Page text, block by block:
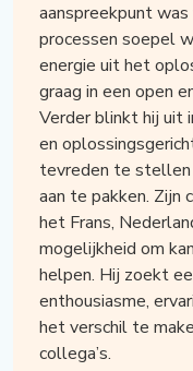
aanspreekpunt
processen soepel
energie uit het
graag in een open
Verder blinkt hij uit
en
tevreden te
aan te pakken. Zijn
het Frans,
mogelijkheid om
helpen. Hij zoekt
enthousiasme,
het verschil te
collega’s.